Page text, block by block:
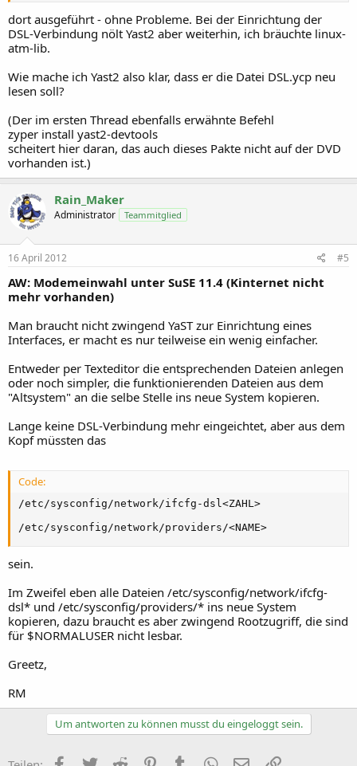
dort ausgeführt - ohne Probleme. Bei der Einrichtung der
DSL-Verbindung nölt Yast2 aber weiterhin, ich bräuchte linux-
atm-lib.
Wie mache ich Yast2 also klar, dass er die Datei DSL.ycp neu
lesen soll?
(Der im ersten Thread ebenfalls erwähnte Befehl
zyper install yast2-devtools
scheitert hier daran, das auch dieses Pakte nicht auf der DVD
vorhanden ist.)
Rain_Maker
Administrator Teammitglied
16 April 2012 #5
AW: Modemeinwahl unter SuSE 11.4 (Kinternet nicht
mehr vorhanden)
Man braucht nicht zwingend YaST zur Einrichtung eines
Interfaces, er macht es nur teilweise ein wenig einfacher.
Entweder per Texteditor die entsprechenden Dateien anlegen
oder noch simpler, die funktionierenden Dateien aus dem
"Altsystem" an die selbe Stelle ins neue System kopieren.
Lange keine DSL-Verbindung mehr eingeichtet, aber aus dem
Kopf müssten das
Code:
/etc/sysconfig/network/ifcfg-dsl<ZAHL>
/etc/sysconfig/network/providers/<NAME>
sein.
Im Zweifel eben alle Dateien /etc/sysconfig/network/ifcfg-
dsl* und /etc/sysconfig/providers/* ins neue System
kopieren, dazu braucht es aber zwingend Rootzugriff, die sind
für $NORMALUSER nicht lesbar.
Greetz,
RM
Um antworten zu können musst du eingeloggt sein.
Facebook
TwitterReddit PinterestTumblr WhatsApp
E-MailLink